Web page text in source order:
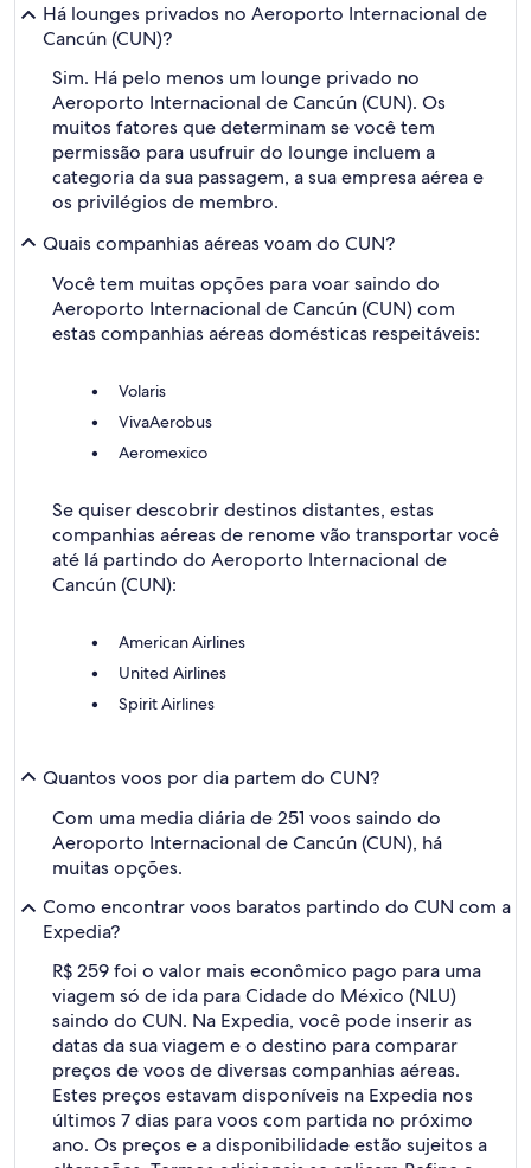
Há lounges privados no Aeroporto Internacional de
Cancún (CUN)?
Sim. Há pelo menos um lounge privado no
Aeroporto Internacional de Cancún (CUN). Os
muitos fatores que determinam se você tem
permissão para usufruir do lounge incluem a
categoria da sua passagem, a sua empresa aérea e
os privilégios de membro.
Quais companhias aéreas voam do CUN?
Você tem muitas opções para voar saindo do
Aeroporto Internacional de Cancún (CUN) com
estas companhias aéreas domésticas respeitáveis:
Volaris
VivaAerobus
Aeromexico
Se quiser descobrir destinos distantes, estas
companhias aéreas de renome vão transportar você
até lá partindo do Aeroporto Internacional de
Cancún (CUN):
American Airlines
United Airlines
Spirit Airlines
Quantos voos por dia partem do CUN?
Com uma media diária de 251 voos saindo do
Aeroporto Internacional de Cancún (CUN), há
muitas opções.
Como encontrar voos baratos partindo do CUN com a
Expedia?
R$ 259 foi o valor mais econômico pago para uma
viagem só de ida para Cidade do México (NLU)
saindo do CUN. Na Expedia, você pode inserir as
datas da sua viagem e o destino para comparar
preços de voos de diversas companhias aéreas.
Estes preços estavam disponíveis na Expedia nos
últimos 7 dias para voos com partida no próximo
ano. Os preços e a disponibilidade estão sujeitos a